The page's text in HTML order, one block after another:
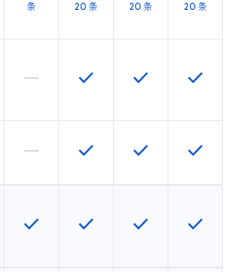
条
20 条
20 条
20 条
该 SKU 不支持此功能
horizontal_rule 该 SKU 提供此功能
check 该 SKU 提供此功
check 该 SKU
check
该 SKU 不支持此功能
horizontal_rule 该 SKU 提供此功能
check 该 SKU 提供此功
check 该 SKU
check
该 SKU 提供此功能
check 该 SKU 提供此功能
check 该 SKU 提供此功
check 该 SKU
check